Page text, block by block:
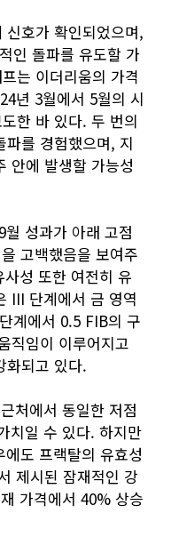
호가 확인되었으며,
인 돌파를 유도할 가
는 이더리움의 가격
년 3월에서 5월의 시
한 바 있다. 두 번의
를 경험했으며, 지
안에 발생할 가능성
성과가 아래 고점
고백했음을 보여주
성 또한 여전히 유
III 단계에서 금 영역
계에서 0.5 FIB의 구
직임이 이루어지고
화되고 있다.
처에서 동일한 저점
치일 수 있다. 하지만
도 프랙탈의 유효성
제시된 잠재적인 강
가격에서 40% 상승